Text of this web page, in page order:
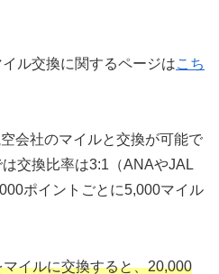
ル交換に関するページはこち
会社のマイルと交換が可能で
交換比率は3:1（ANAやJAL
ポイントごとに5,000マイル
イルに交換すると、20,000